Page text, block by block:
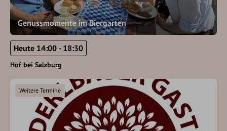
Genussmomente im Biergarten
Heute 14:00 - 18:30
Hof bei Salzburg
Weitere Termine